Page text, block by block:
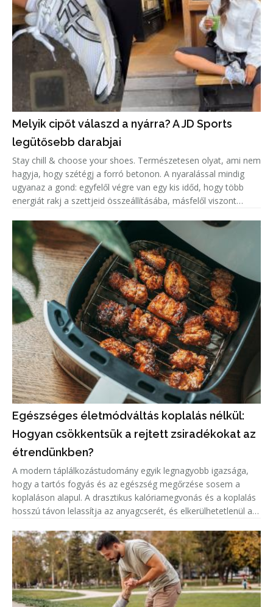
Melyik cipőt válaszd a nyárra? A JD Sports
legütősebb darabjai
Stay chill & choose your shoes. Természetesen olyat, ami nem
hagyja, hogy szétégj a forró betonon. A nyaralással mindig
ugyanaz a gond: egyfelől végre van egy kis időd, hogy több
energiát rakj a szettjeid összeállításába, másfelől viszont
Egészséges életmódváltás koplalás nélkül:
Hogyan csökkentsük a rejtett zsiradékokat az
étrendünkben?
A modern táplálkozástudomány egyik legnagyobb igazsága,
hogy a tartós fogyás és az egészség megőrzése sosem a
koplaláson alapul. A drasztikus kalóriamegvonás és a koplalás
hosszú távon lelassítja az anyagcserét, és elkerülhetetlenül a
fe